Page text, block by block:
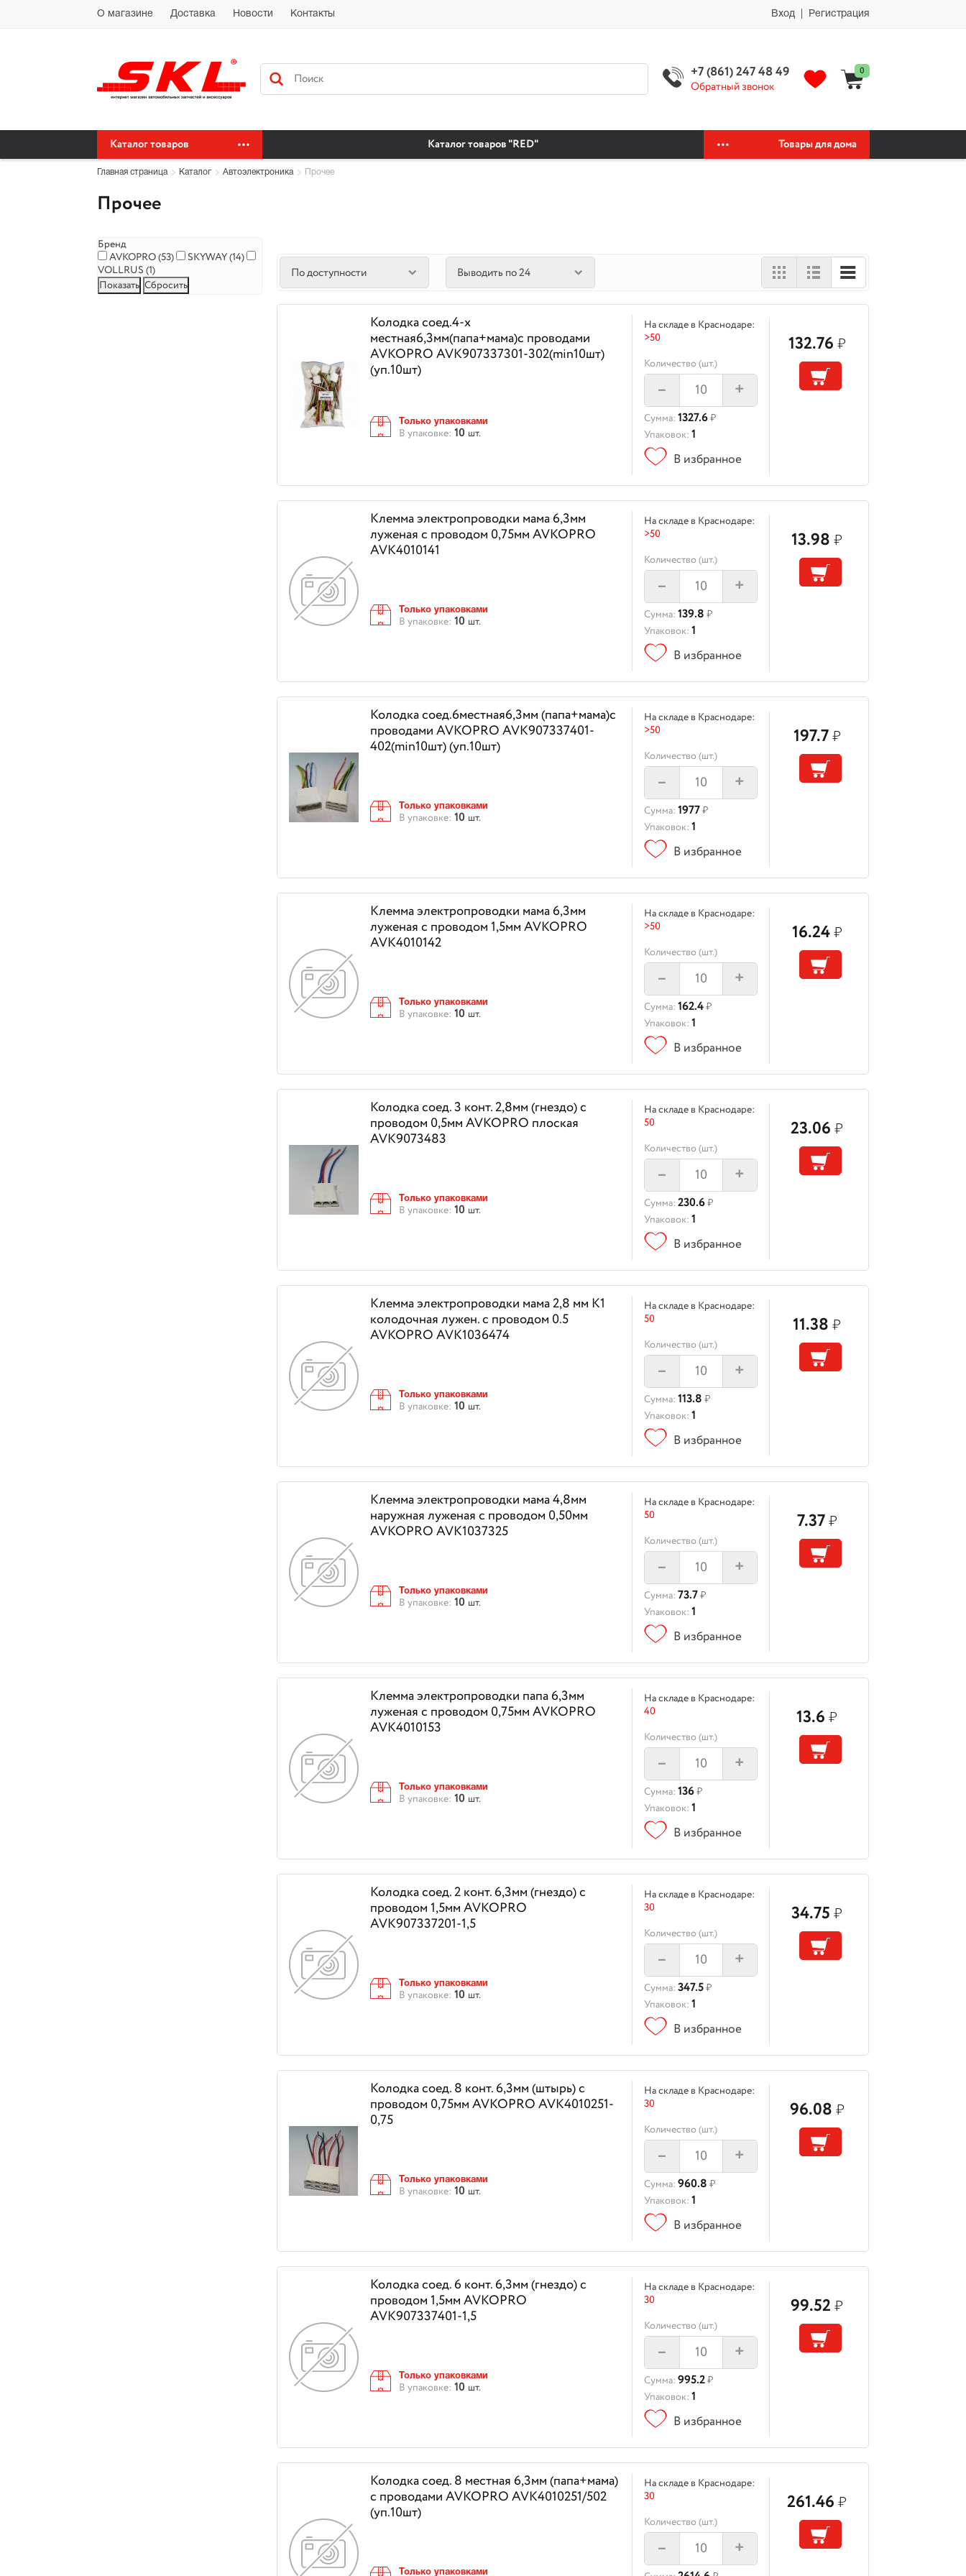
Автохимия Краснодар Доставка доставка по Краснодарскому краю бесплатная доставка бытовая химия автомобильные масла магазин автохимии автохимия официальный сайт автохимии автохимия официальный
сайт автохимия оптомО магазине Доставка Новости Контакты Вход | Регистрация
+7 (861) 247 48 49
Обратный звонок
0
Каталог товаров Каталог товаров "RED" Товары для дома
Главная страница Каталог Автоэлектроника Прочее
Прочее
Бренд
AVKOPRO (53) SKYWAY (14)
VOLLRUS (1) По доступности Выводить по 24
Колодка соед.4-х
местная6,3мм(папа+мама)с проводами
AVKOPRO AVK907337301-302(min10шт)
(уп.10шт)
Только упаковками
В упаковке: 10 шт.
На складе в Краснодаре:
>50
Количество (шт.)
– +
Сумма: 1327.6₽
Упаковок: 1
В избранное
132.76 ₽
Клемма электропроводки мама 6,3мм
луженая с проводом 0,75мм AVKOPRO
AVK4010141
Только упаковками
В упаковке: 10 шт.
На складе в Краснодаре:
>50
Количество (шт.)
– +
Сумма: 139.8 ₽
Упаковок: 1
В избранное
13.98₽
Колодка соед.6местная6,3мм (папа+мама)с
проводами AVKOPRO AVK907337401-
402(min10шт) (уп.10шт)
Только упаковками
В упаковке: 10 шт.
На складе в Краснодаре:
>50
Количество (шт.)
– +
Сумма: 1977₽
Упаковок: 1
В избранное
197.7₽
Клемма электропроводки мама 6,3мм
луженая с проводом 1,5мм AVKOPRO
AVK4010142
Только упаковками
В упаковке: 10 шт.
На складе в Краснодаре:
>50
Количество (шт.)
– +
Сумма: 162.4₽
Упаковок: 1
В избранное
16.24₽
Колодка соед. 3 конт. 2,8мм (гнездо) с
проводом 0,5мм AVKOPRO плоская
AVK9073483
Только упаковками
В упаковке: 10 шт.
На складе в Краснодаре:
50
Количество (шт.)
– +
Сумма: 230.6₽
Упаковок: 1
В избранное
23.06₽
Клемма электропроводки мама 2,8 мм К1
колодочная лужен. с проводом 0.5
AVKOPRO AVK1036474
Только упаковками
В упаковке: 10 шт.
На складе в Краснодаре:
50
Количество (шт.)
– +
Сумма: 113.8 ₽
Упаковок: 1
В избранное
11.38₽
Клемма электропроводки мама 4,8мм
наружная луженая с проводом 0,50мм
AVKOPRO AVK1037325
Только упаковками
В упаковке: 10 шт.
На складе в Краснодаре:
50
Количество (шт.)
– +
Сумма: 73.7₽
Упаковок: 1
В избранное
7.37₽
Клемма электропроводки папа 6,3мм
луженая с проводом 0,75мм AVKOPRO
AVK4010153
Только упаковками
В упаковке: 10 шт.
На складе в Краснодаре:
40
Количество (шт.)
– +
Сумма: 136₽
Упаковок: 1
В избранное
13.6₽
Колодка соед. 2 конт. 6,3мм (гнездо) с
проводом 1,5мм AVKOPRO
AVK907337201-1,5
Только упаковками
В упаковке: 10 шт.
На складе в Краснодаре:
30
Количество (шт.)
– +
Сумма: 347.5₽
Упаковок: 1
В избранное
34.75₽
Колодка соед. 8 конт. 6,3мм (штырь) с
проводом 0,75мм AVKOPRO AVK4010251-
0,75
Только упаковками
В упаковке: 10 шт.
На складе в Краснодаре:
30
Количество (шт.)
– +
Сумма: 960.8 ₽
Упаковок: 1
В избранное
96.08 ₽
Колодка соед. 6 конт. 6,3мм (гнездо) с
проводом 1,5мм AVKOPRO
AVK907337401-1,5
Только упаковками
В упаковке: 10 шт.
На складе в Краснодаре:
30
Количество (шт.)
– +
Сумма: 995.2₽
Упаковок: 1
В избранное
99.52₽
Колодка соед. 8 местная 6,3мм (папа+мама)
с проводами AVKOPRO AVK4010251/502
(уп.10шт)
Только упаковками
На складе в Краснодаре:
30
Количество (шт.)
– +
261.46₽